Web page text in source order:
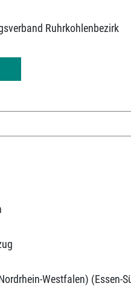
Ruhrkohlenbezirk
Westfalen) (Essen-